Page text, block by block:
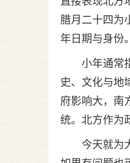
腊月二十四为
年日期与身份。
小年通常
史、文化与地
府影响大，南
统。北方作为
今天就为